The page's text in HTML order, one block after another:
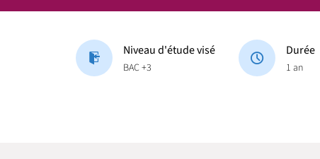
Niveau d'étude visé
BAC +3
Durée
1 an